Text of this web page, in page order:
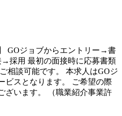
GOジョブからエントリー→書
採用 最初の面接時に応募書類
相談可能です。 本求人はGOジ
ビスとなります。 ご希望の際
ざいます。 （職業紹介事業許